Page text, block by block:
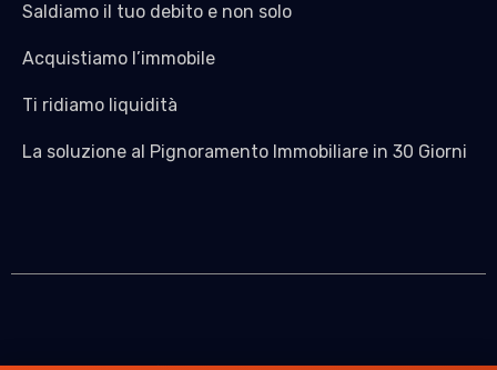
Saldiamo il tuo debito e non solo
Acquistiamo l’immobile
Ti ridiamo liquidità
La soluzione al Pignoramento Immobiliare in 30 Giorni